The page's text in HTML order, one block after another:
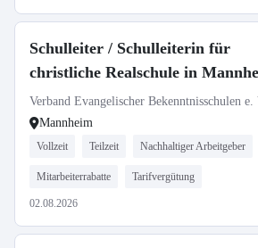
Schulleiter / Schulleiterin für
christliche Realschule in
Verband Evangelischer Bekenntnisschulen e.
Mannheim
Vollzeit Teilzeit Nachhaltiger Arbeitgeber
Mitarbeiterrabatte Tarifvergütung
02.08.2026